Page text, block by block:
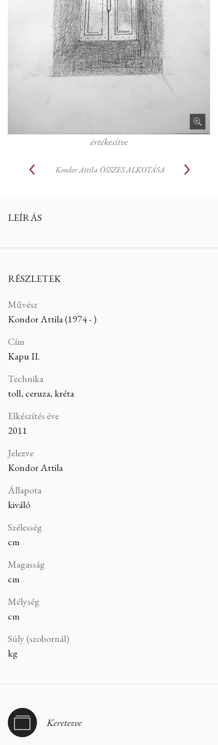
értékesítve
Kondor Attila ÖSSZES ALKOTÁSA
LEÍRÁS
RÉSZLETEK
Művész
Kondor Attila (1974 - )
Cím
Kapu II.
Technika
toll, ceruza, kréta
Elkészítés éve
2011
Jelezve
Kondor Attila
Állapota
kiváló
Szélesség
cm
Magasság
cm
Mélység
cm
Súly (szobornál)
kg
Keretezve